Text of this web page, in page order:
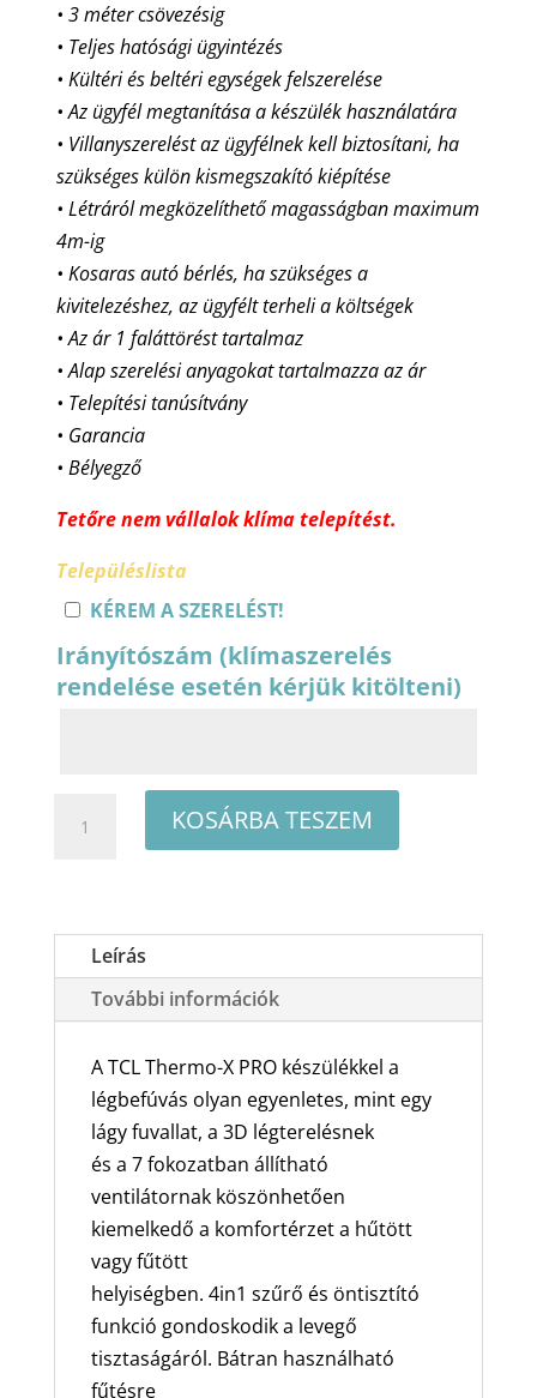
• 3 méter csövezésig
• Teljes hatósági ügyintézés
• Kültéri és beltéri egységek felszerelése
• Az ügyfél megtanítása a készülék használatára
• Villanyszerelést az ügyfélnek kell biztosítani, ha
szükséges külön kismegszakító kiépítése
• Létráról megközelíthető magasságban maximum
4m-ig
• Kosaras autó bérlés, ha szükséges a
kivitelezéshez, az ügyfélt terheli a költségek
• Az ár 1 faláttörést tartalmaz
• Alap szerelési anyagokat tartalmazza az ár
• Telepítési tanúsítvány
• Garancia
• Bélyegző
Tetőre nem vállalok klíma telepítést.
Településlista
KÉREM A SZERELÉST!
Irányítószám (klímaszerelés
rendelése esetén kérjük kitölteni)
THERMO-
18TMX-
oldalfali
klíma
csomag
mennyiség
KOSÁRBA TESZEM
Leírás
További információk
A TCL Thermo-X PRO készülékkel a
légbefúvás olyan egyenletes, mint egy
lágy fuvallat, a 3D légterelésnek
és a 7 fokozatban állítható
ventilátornak köszönhetően
kiemelkedő a komfortérzet a hűtött
vagy fűtött
helyiségben. 4in1 szűrő és öntisztító
funkció gondoskodik a levegő
tisztaságáról. Bátran használható
fűtésre